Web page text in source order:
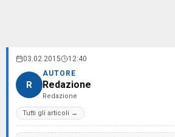
03.02.2015 12:40
R
AUTORE
Redazione
Redazione
Tutti gli articoli →